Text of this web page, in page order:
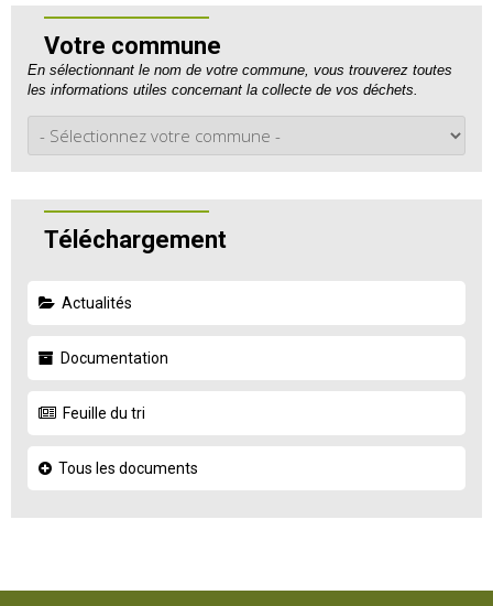
Votre commune
En sélectionnant le nom de votre commune, vous trouverez toutes
les informations utiles concernant la collecte de vos déchets.
Téléchargement
Actualités
Documentation
Feuille du tri
Tous les documents